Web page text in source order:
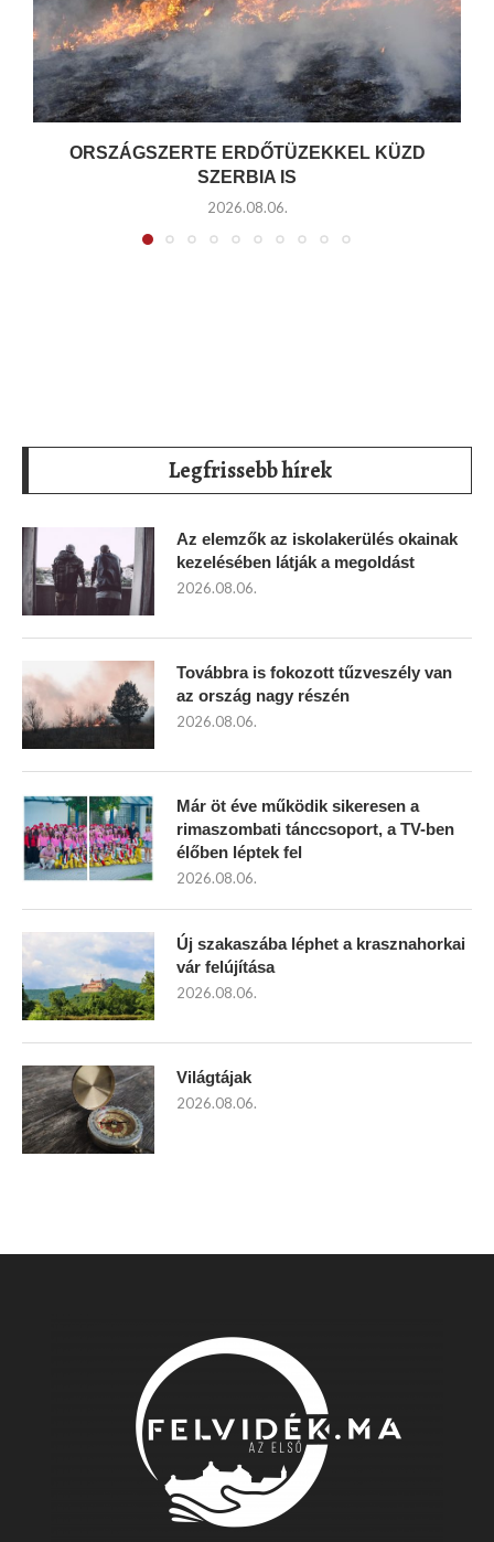
ORSZÁGSZERTE ERDŐTÜZEKKEL KÜZD
SZERBIA IS
2026.08.06.
Legfrissebb hírek
Az elemzők az iskolakerülés okainak
kezelésében látják a megoldást
2026.08.06.
Továbbra is fokozott tűzveszély van
az ország nagy részén
2026.08.06.
Már öt éve működik sikeresen a
rimaszombati tánccsoport, a TV-ben
élőben léptek fel
2026.08.06.
Új szakaszába léphet a krasznahorkai
vár felújítása
2026.08.06.
Világtájak
2026.08.06.